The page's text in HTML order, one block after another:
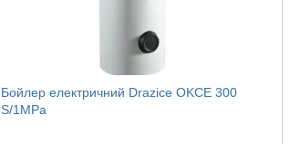
Бойлер електричний Drazice OKCE 300
S/1MPa